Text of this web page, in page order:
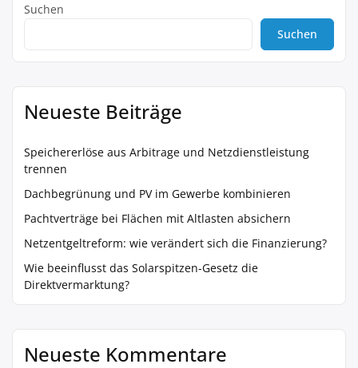
Suchen
Suchen
Neueste Beiträge
Speichererlöse aus Arbitrage und Netzdienstleistung
trennen
Dachbegrünung und PV im Gewerbe kombinieren
Pachtverträge bei Flächen mit Altlasten absichern
Netzentgeltreform: wie verändert sich die Finanzierung?
Wie beeinflusst das Solarspitzen-Gesetz die
Direktvermarktung?
Neueste Kommentare